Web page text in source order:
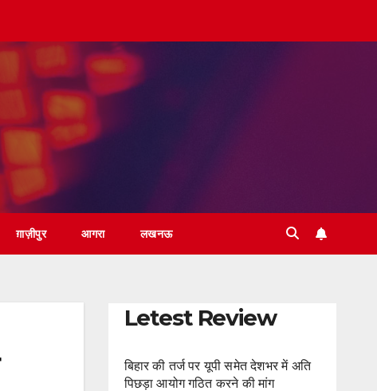
ग़ाज़ीपुर आगरा लखनऊ
Letest Review
बिहार की तर्ज पर यूपी समेत देशभर में अति
पिछड़ा आयोग गठित करने की मांग